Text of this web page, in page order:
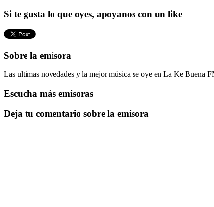
Si te gusta lo que oyes, apoyanos con un like
Sobre la emisora
Las ultimas novedades y la mejor música se oye en La Ke Buena
Escucha más emisoras
Deja tu comentario sobre la emisora